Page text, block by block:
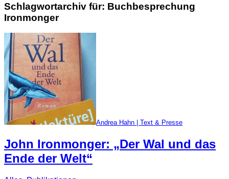
Schlagwortarchiv für: Buchbesprechung
Ironmonger
Andrea Hahn | Text & Presse
John Ironmonger: „Der Wal und das
Ende der Welt“